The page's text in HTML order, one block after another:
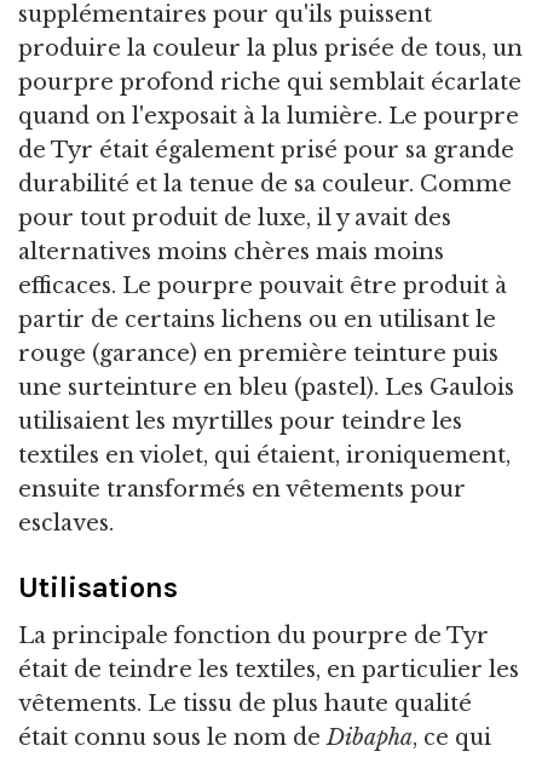
supplémentaires pour qu'ils puissent
produire la couleur la plus prisée de tous, un
pourpre profond riche qui semblait écarlate
quand on l'exposait à la lumière. Le pourpre
de Tyr était également prisé pour sa grande
durabilité et la tenue de sa couleur. Comme
pour tout produit de luxe, il y avait des
alternatives moins chères mais moins
efficaces. Le pourpre pouvait être produit à
partir de certains lichens ou en utilisant le
rouge (garance) en première teinture puis
une surteinture en bleu (pastel). Les Gaulois
utilisaient les myrtilles pour teindre les
textiles en violet, qui étaient, ironiquement,
ensuite transformés en vêtements pour
esclaves.
Utilisations
La principale fonction du pourpre de Tyr
était de teindre les textiles, en particulier les
vêtements. Le tissu de plus haute qualité
était connu sous le nom deDibapha, ce qui